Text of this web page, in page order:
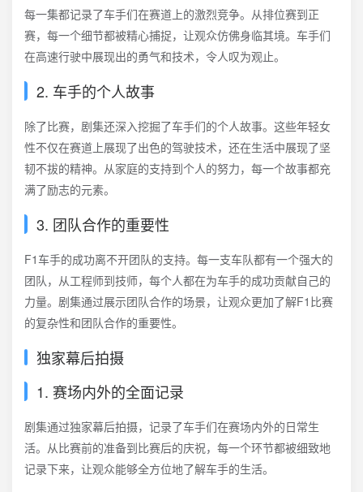
每一集都记录了车手们在赛道上的激烈竞争。从排位赛到正
赛，每一个细节都被精心捕捉，让观众仿佛身临其境。车手们
在高速行驶中展现出的勇气和技术，令人叹为观止。
2. 车手的个人故事
除了比赛，剧集还深入挖掘了车手们的个人故事。这些年轻女
性不仅在赛道上展现了出色的驾驶技术，还在生活中展现了坚
韧不拔的精神。从家庭的支持到个人的努力，每一个故事都充
满了励志的元素。
3. 团队合作的重要性
F1车手的成功离不开团队的支持。每一支车队都有一个强大的
团队，从工程师到技师，每个人都在为车手的成功贡献自己的
力量。剧集通过展示团队合作的场景，让观众更加了解F1比赛
的复杂性和团队合作的重要性。
独家幕后拍摄
1. 赛场内外的全面记录
剧集通过独家幕后拍摄，记录了车手们在赛场内外的日常生
活。从比赛前的准备到比赛后的庆祝，每一个环节都被细致地
记录下来，让观众能够全方位地了解车手的生活。